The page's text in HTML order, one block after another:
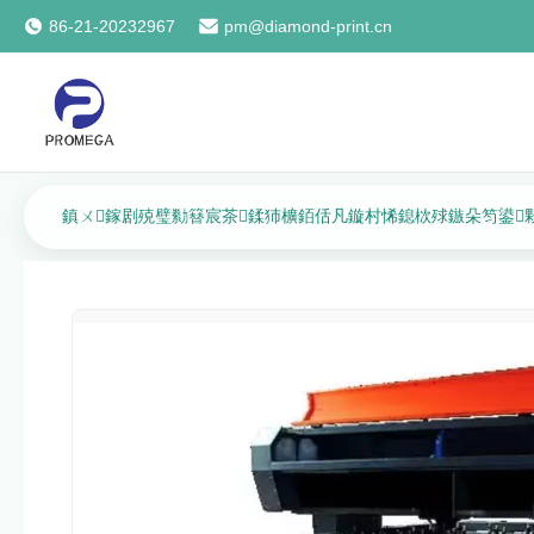
86-21-20232967 pm@diamond-print.cn
鎮ㄨ鎵剧殑璧勬簮宸茶鍒犻櫎銆佸凡鏇村悕鎴栨殏鏃朵笉鍙